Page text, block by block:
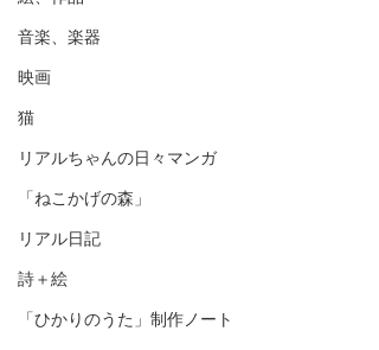
音楽、楽器
映画
猫
リアルちゃんの日々マンガ
「ねこかげの森」
リアル日記
詩＋絵
「ひかりのうた」制作ノート